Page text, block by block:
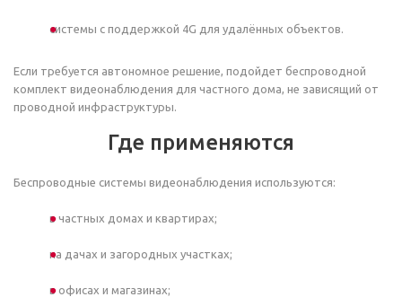
системы с поддержкой 4G для удалённых объектов.
Если требуется автономное решение, подойдет беспроводной
комплект видеонаблюдения для частного дома, не зависящий от
проводной инфраструктуры.
Где применяются
Беспроводные системы видеонаблюдения используются:
в частных домах и квартирах;
на дачах и загородных участках;
в офисах и магазинах;